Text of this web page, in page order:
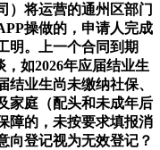
）将运营的通州区部门
操做的，申请人完成
明。上一个合同到期
如2026年应届结业生
结业生尚未缴纳社保、
家庭（配头和未成年后
障的，未按要求填报消
向登记视为无效登记？